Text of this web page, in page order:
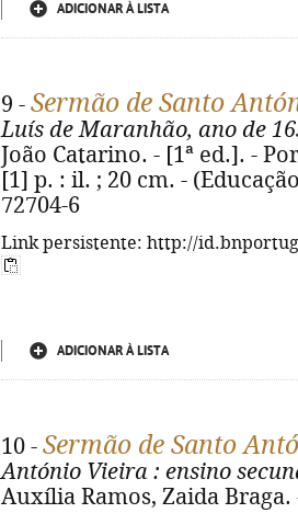
ADICIONAR À LISTA
9 - Sermão de Santo
Luís de Maranhão, ano de
João Catarino. - [1ª ed.]. -
[1] p. : il. ; 20 cm. -
72704-6
Link persistente: http://
ADICIONAR À LISTA
10 - Sermão de Santo
António Vieira : ensino
Auxília Ramos, Zaida